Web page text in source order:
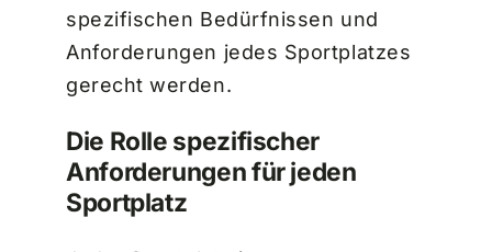
spezifischen Bedürfnissen und
Anforderungen jedes Sportplatzes
gerecht werden.
Die Rolle spezifischer
Anforderungen für jeden
Sportplatz